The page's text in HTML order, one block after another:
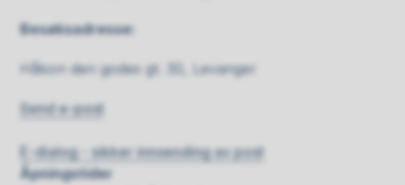
Besøksadresse:
Håkon den godes gt. 30, Levanger
Send e-post
E-dialog - sikker innsending av post
Åpningstider